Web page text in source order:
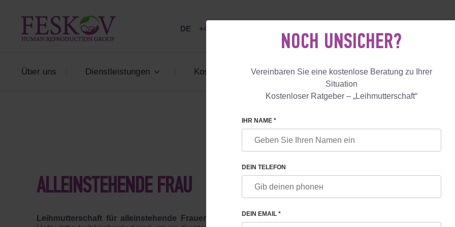
DE +49 800 18 040 53
Über uns Dienstleistungen Kosten Bewertungen Blog Lösungen
ALLEINSTEHENDE FRAU
Leihmutterschaft für alleinstehende Frauen,
NOCH UNSICHER?
Vereinbaren Sie eine kostenlose Beratung zu Ihrer
Situation
Kostenloser Ratgeber – „Leihmutterschaft“
IHR NAME *
DEIN TELEFON
DEIN EMAIL *